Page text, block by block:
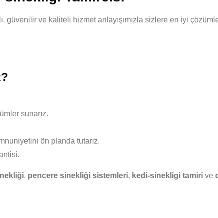
güvenilir ve kaliteli hizmet anlayışımızla sizlere en iyi
sunarız.
ön planda tutarız.
, pencere sinekliği sistemleri, kedi-sinekligi tamiri ve